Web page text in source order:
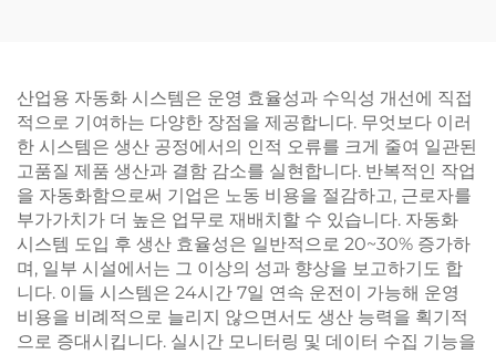
산업용 자동화 시스템은 운영 효율성과 수익성 개선에 직접
적으로 기여하는 다양한 장점을 제공합니다. 무엇보다 이러
한 시스템은 생산 공정에서의 인적 오류를 크게 줄여 일관된
고품질 제품 생산과 결함 감소를 실현합니다. 반복적인 작업
을 자동화함으로써 기업은 노동 비용을 절감하고, 근로자를
부가가치가 더 높은 업무로 재배치할 수 있습니다. 자동화
시스템 도입 후 생산 효율성은 일반적으로 20~30% 증가하
며, 일부 시설에서는 그 이상의 성과 향상을 보고하기도 합
니다. 이들 시스템은 24시간 7일 연속 운전이 가능해 운영
비용을 비례적으로 늘리지 않으면서도 생산 능력을 획기적
으로 증대시킵니다. 실시간 모니터링 및 데이터 수집 기능을